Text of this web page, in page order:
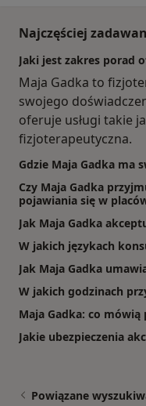
Najczęściej
Jaki jest zakres porad
Maja Gadka to
swojego
oferuje usługi takie
fizjoterapeutyczna.
Gdzie Maja Gadka ma
Czy Maja Gadka
pojawiania się w
Jak Maja Gadka
W jakich językach
Jak Maja Gadka
W jakich godzinach
Maja Gadka: co mówią
Jakie ubezpieczenia
Powiązane